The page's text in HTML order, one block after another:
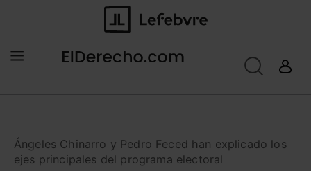
Ángeles Chinarro y Pedro Feced han explicado los
ejes principales del programa electoral